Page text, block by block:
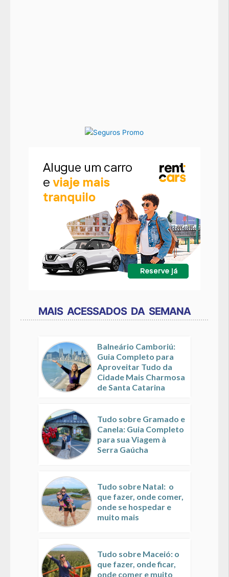
MAIS ACESSADOS DA SEMANA
Balneário Camboriú:
Guia Completo para
Aproveitar Tudo da
Cidade Mais Charmosa
de Santa Catarina
Tudo sobre Gramado e
Canela: Guia Completo
para sua Viagem à
Serra Gaúcha
Tudo sobre Natal: o
que fazer, onde comer,
onde se hospedar e
muito mais
Tudo sobre Maceió: o
que fazer, onde ficar,
onde comer e muito